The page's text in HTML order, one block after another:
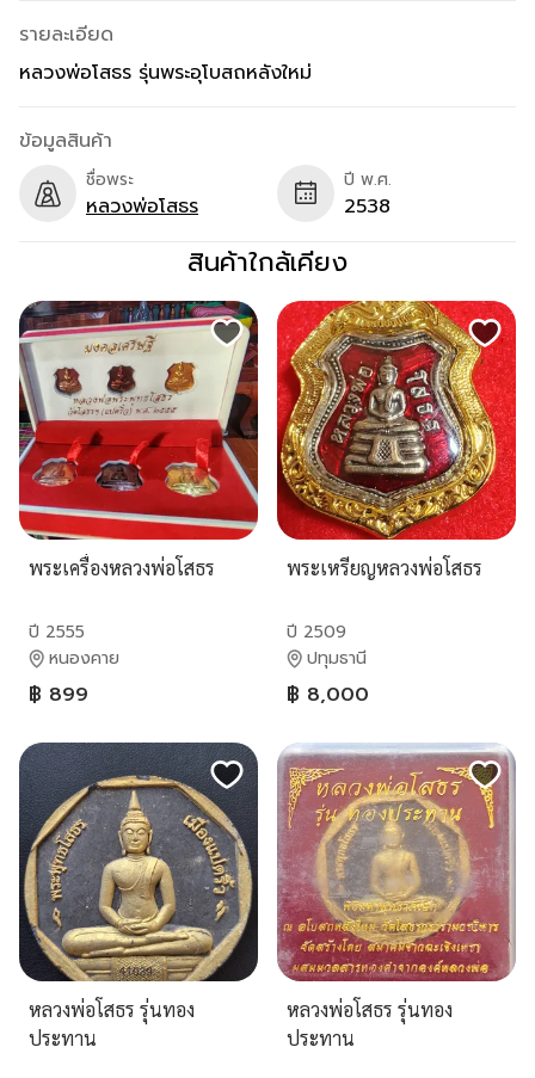
รายละเอียด
หลวงพ่อโสธร รุ่นพระอุโบสถหลังใหม่
ข้อมูลสินค้า
ชื่อพระ
หลวงพ่อโสธร
ปี พ.ศ.
2538
สินค้าใกล้เคียง
พระเครื่องหลวงพ่อโสธร
ปี 2555
หนองคาย
฿ 899
พระเหรียญหลวงพ่อโสธร
ปี 2509
ปทุมธานี
฿ 8,000
หลวงพ่อโสธร รุ่นทอง
ประทาน
หลวงพ่อโสธร รุ่นทอง
ประทาน